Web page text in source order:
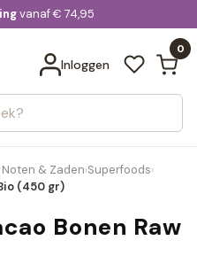
uur besteld
vanaf € 74,95
Inloggen
0
Bekijk alle resultaten
& Zaden›Superfoods›
(450 gr)
Bonen Raw